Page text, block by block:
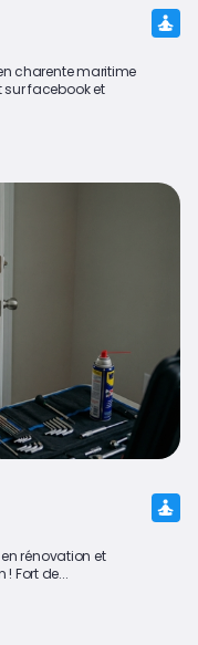
charente maritime
facebook et
en rénovation et
Fort de...